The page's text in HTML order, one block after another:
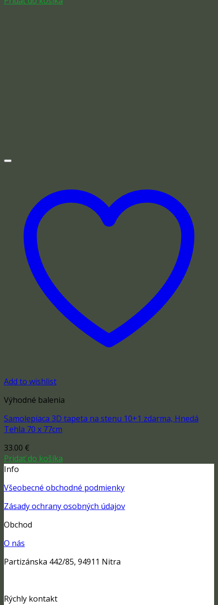
Add to wishlist
Výhodné balenia
Samolepiaca 3D tapeta na stenu 10+1 zdarma, Hnedá
Tehla 70 x 77cm
33.00 €
Pridať do košíka
Info
Všeobecné obchodné podmienky
Zásady ochrany osobných údajov
Obchod
O nás
Partizánska 442/85, 94911 Nitra
Rýchly kontakt